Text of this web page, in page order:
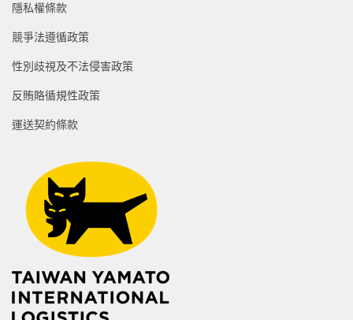
隱私權條款
競爭法遵循政策
性別歧視及不法侵害政策
反賄賂循規性政策
運送契約條款